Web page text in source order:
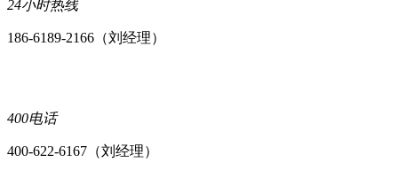
24小时热线
186-6189-2166（刘经理）
400电话
400-622-6167（刘经理）